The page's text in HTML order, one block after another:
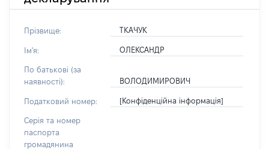
Прізвище: ТКАЧУК
Ім'я: ОЛЕКСАНДР
По батькові (за
наявності):
ВОЛОДИМИРОВИЧ
Податковий номер: [Конфіденційна інформація]
Серія та номер
паспорта
громадянина